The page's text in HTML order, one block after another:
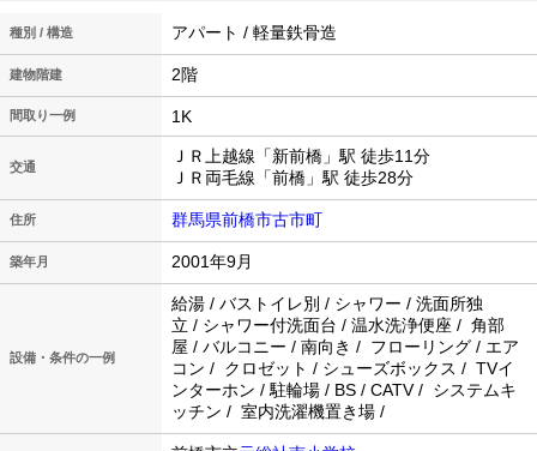
種別 / 構造 アパート / 軽量鉄骨造
建物階建 2階
間取り一例 1K
交通
ＪＲ上越線「新前橋」駅 徒歩11分
ＪＲ両毛線「前橋」駅 徒歩28分
住所 群馬県前橋市古市町
築年月 2001年9月
設備・条件の一例
給湯 / バストイレ別 / シャワー / 洗面所独
立 / シャワー付洗面台 / 温水洗浄便座 / 角部
屋 / バルコニー / 南向き / フローリング / エア
コン / クロゼット / シューズボックス / TVイ
ンターホン / 駐輪場 / BS / CATV / システムキ
ッチン / 室内洗濯機置き場 /